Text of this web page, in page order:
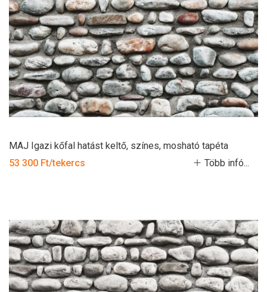
MAJ Igazi kőfal hatást keltő, színes, mosható tapéta
53 300 Ft/tekercs
Több infó...